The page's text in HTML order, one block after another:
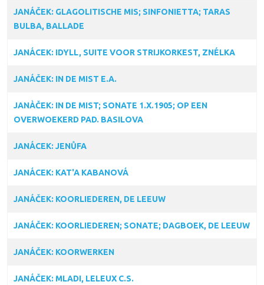
JANÁČEK: GLAGOLITISCHE MIS; SINFONIETTA; TARAS
BULBA, BALLADE
JANÁCEK: IDYLL, SUITE VOOR STRIJKORKEST, ZNÉLKA
JANÁČEK: IN DE MIST E.A.
JANÀČEK: IN DE MIST; SONATE 1.X.1905; OP EEN
OVERWOEKERD PAD. BASILOVA
JANÁCEK: JENŮFA
JANÁCEK: KAT'A KABANOVÁ
JANÁČEK: KOORLIEDEREN, DE LEEUW
JANÁČEK: KOORLIEDEREN; SONATE; DAGBOEK, DE LEEUW
JANÁČEK: KOORWERKEN
JANÁČEK: MLADI, LELEUX C.S.